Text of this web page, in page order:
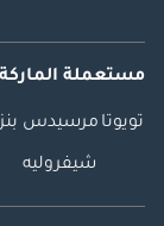
مستعملة
تويوتا مرسيدس بنز
شيفروليه